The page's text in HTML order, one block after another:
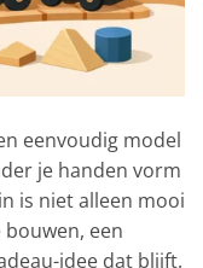
eenvoudig model
je handen vorm
is niet alleen mooi
een
idee dat blijft.